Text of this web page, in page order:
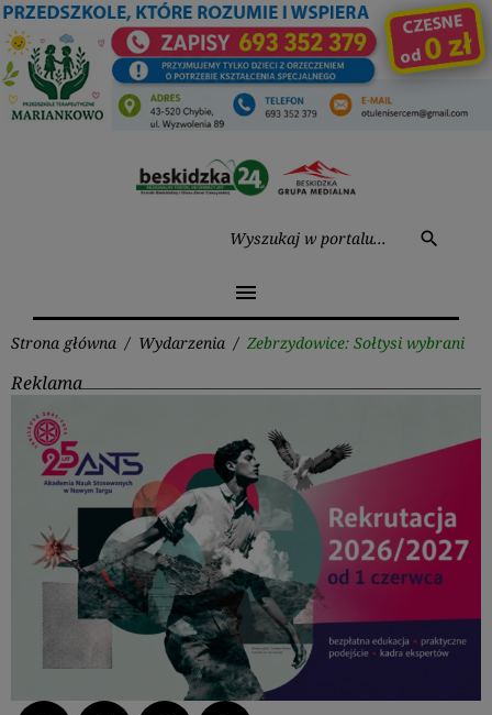
Przejdź
do
treści
search
menu
Strona główna / Wydarzenia / Zebrzydowice: Sołtysi wybrani
Reklama